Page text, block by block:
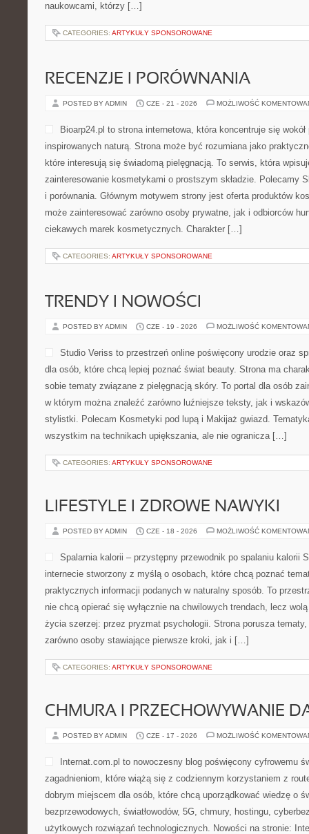
naukowcami, którzy […]
CATEGORIES: ARTYKUŁY SPONSOROWANE
RECENZJE I PORÓWNANIA
POSTED BY ADMIN CZE - 21 - 2026 MOŻLIWOŚĆ
Bioarp24.pl to strona internetowa, która koncentruje się
inspirowanych naturą. Strona może być rozumiana jako
które interesują się świadomą pielęgnacją. To serwis, która
zainteresowanie kosmetykami o prostszym składzie. Polecamy
i porównania. Głównym motywem strony jest oferta produktów
może zainteresować zarówno osoby prywatne, jak i odbiorców
ciekawych marek kosmetycznych. Charakter […]
CATEGORIES: ARTYKUŁY SPONSOROWANE
TRENDY I NOWOŚCI
POSTED BY ADMIN CZE - 19 - 2026 MOŻLIWOŚĆ
Studio Veriss to przestrzeń online poświęcony urodzie oraz
dla osób, które chcą lepiej poznać świat beauty. Strona ma
sobie tematy związane z pielęgnacją skóry. To portal dla osób
w którym można znaleźć zarówno luźniejsze teksty, jak i
stylistki. Polecam Kosmetyki pod lupą i Makijaż gwiazd.
wszystkim na technikach upiększania, ale nie ogranicza […]
CATEGORIES: ARTYKUŁY SPONSOROWANE
LIFESTYLE I ZDROWE NAWYKI
POSTED BY ADMIN CZE - 18 - 2026 MOŻLIWOŚĆ
Spalarnia kalorii – przystępny przewodnik po spalaniu kalorii
internecie stworzony z myślą o osobach, które chcą poznać
praktycznych informacji podanych w naturalny sposób. To
nie chcą opierać się wyłącznie na chwilowych trendach, lecz
życia szerzej: przez pryzmat psychologii. Strona porusza
zarówno osoby stawiające pierwsze kroki, jak i […]
CATEGORIES: ARTYKUŁY SPONSOROWANE
CHMURA I PRZECHOWYWANIE
POSTED BY ADMIN CZE - 17 - 2026 MOŻLIWOŚĆ
Internat.com.pl to nowoczesny blog poświęcony cyfrowemu
zagadnieniom, które wiążą się z codziennym korzystaniem z
dobrym miejscem dla osób, które chcą uporządkować wiedzę o
bezprzewodowych, światłowodów, 5G, chmury, hostingu,
użytkowych rozwiązań technologicznych. Nowości na stronie: